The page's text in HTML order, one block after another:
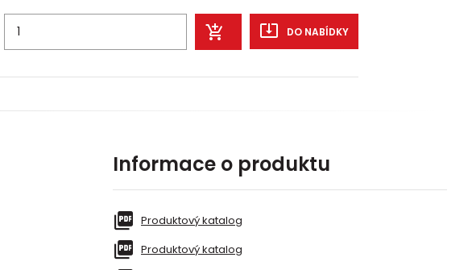
DO NABÍDKY
Informace o produktu
Produktový katalog
Produktový katalog